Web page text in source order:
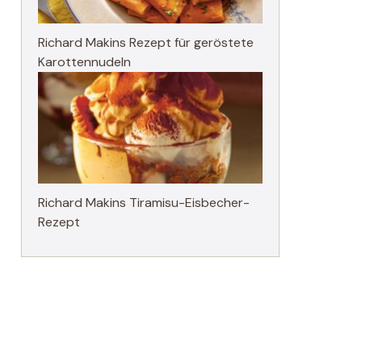
Richard Makins Rezept für geröstete
Karottennudeln
Richard Makins Tiramisu-Eisbecher-
Rezept